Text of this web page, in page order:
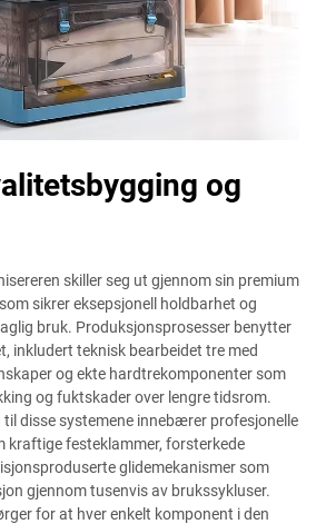
og
skiller seg ut gjennom sin premium
sikrer eksepsjonell holdbarhet og
bruk. Produksjonsprosesser benytter
inkludert teknisk bearbeidet tre med
og ekte hardtrekomponenter som
og fuktskader over lengre tidsrom.
disse systemene innebærer profesjonelle
kraftige festeklammer, forsterkede
glidemekanismer som
gjennom tusenvis av brukssykluser.
for at hver enkelt komponent i den